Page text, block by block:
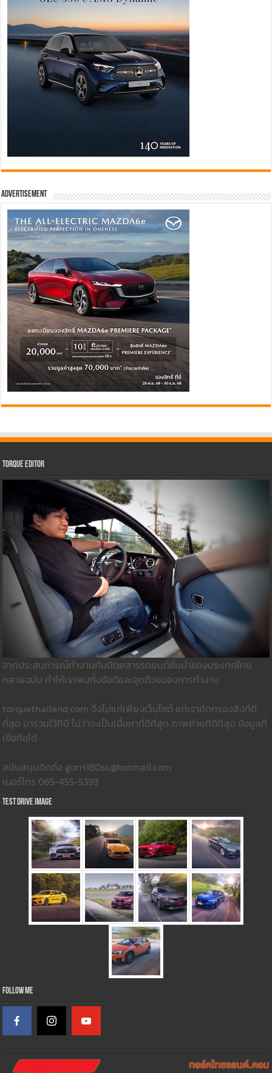
Advertisement
Torque Editor
จากประสบการณ์ทำงานกับนิตยสารรถยนต์ชั้นนำของประเทศไทย
หลายฉบับ ทำให้เราพบทั้งข้อดีและจุดด้วยของการทำงาน
torquethailand.com จึงไม่แค่เพียงเว็บไซต์ แต่เราคัดกรองสิ่งที่ดี
ที่สุด มารวมใว้ที่นี่ ไม่ว่าจะเป็นเนื้อหาที่ดีที่สุด ภาพถ่ายที่ดีที่สุด ข้อมูลที่
เชื่อถือได้
สนับสนุนติดต่อ gorri180sx@hotmail.com
เบอร์โทร 065-455-5393
Test Drive Image
Follow Me